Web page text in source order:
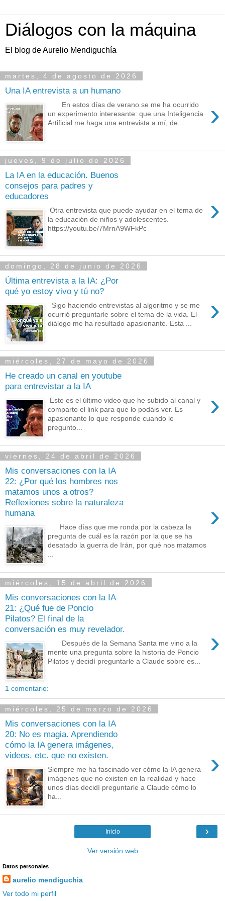
Diálogos con la máquina
El blog de Aurelio Mendiguchía
martes, 4 de agosto de 2026
Una IA entrevista a un humano
›
En estos días de verano se me ha ocurrido
un experimento interesante: que una Inteligencia
Artificial me haga una entrevista a mí, de...
jueves, 9 de julio de 2026
La IA en la educación. Buenos
consejos para padres y
educadores
›
Otra entrevista que puede ayudar en el tema de
la educación de niños y adolescentes.
https://youtu.be/7MrnA9WFkPc
domingo, 28 de junio de 2026
Última entrevista a la IA: ¿Por
qué yo estoy vivo y tú no?
›
Sigo haciendo entrevistas al algoritmo y se me
ocurrió preguntarle sobre el tema de la vida. El
diálogo me ha resultado apasionante. Esta ...
miércoles, 27 de mayo de 2026
He creado un canal en youtube
para entrevistar a la IA
›
Este es el último video que he subido al canal y
comparto el link para que lo podáis ver. Es
apasionante lo que responde cuando le
pregunto...
viernes, 24 de abril de 2026
Mis conversaciones con la IA
22: ¿Por qué los hombres nos
matamos unos a otros?
Reflexiones sobre la naturaleza
humana
›
Hace días que me ronda por la cabeza la
pregunta de cuál es la razón por la que se ha
desatado la guerra de Irán, por qué nos matamos
...
miércoles, 15 de abril de 2026
Mis conversaciones con la IA
21: ¿Qué fue de Poncio
Pilatos? El final de la
conversación es muy revelador.
›
Después de la Semana Santa me vino a la
mente una pregunta sobre la historia de Poncio
Pilatos y decidí preguntarle a Claude sobre es...
1 comentario:
miércoles, 25 de marzo de 2026
Mis conversaciones con la IA
20: No es magia. Aprendiendo
cómo la IA genera imágenes,
videos, etc. que no existen.
›
Siempre me ha fascinado ver cómo la IA genera
imágenes que no existen en la realidad y hace
unos días decidí preguntarle a Claude cómo lo
ha...
›
Inicio
Ver versión web
Datos personales
aurelio mendiguchia
Ver todo mi perfil